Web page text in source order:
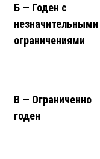
Б — Годен с
незначительными
ограничениями
В — Ограниченно
годен